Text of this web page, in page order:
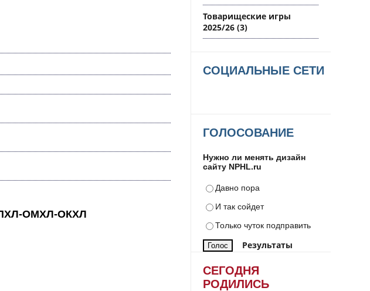
ОМХЛ-ОКХЛ
Товарищеские игры
2025/26 (3)
СОЦИАЛЬНЫЕ СЕТИ
ГОЛОСОВАНИЕ
Нужно ли менять дизайн
сайту NPHL.ru
Давно пора
И так сойдет
Только чуток подправить
Результаты
СЕГОДНЯ
РОДИЛИСЬ